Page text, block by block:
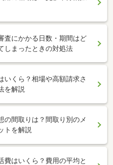
査にかかる日数・期間はど
しまったときの対処法
いくら？相場や高額請求さ
を解説
の間取りは？間取り別のメ
トを解説
費はいくら？費用の平均と